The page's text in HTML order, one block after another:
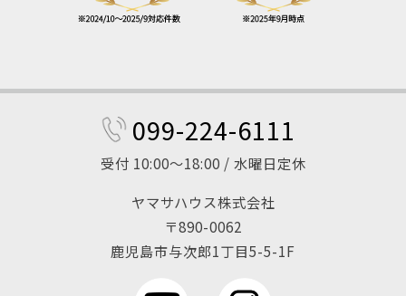
099-224-6111
受付 10:00～18:00 / 水曜日定休
ヤマサハウス株式会社
〒890-0062
鹿児島市与次郎1丁目5-5-1F